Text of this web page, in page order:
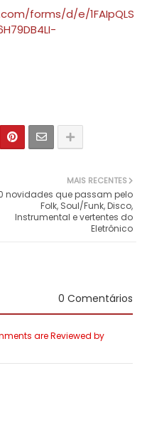
forms/d/e/1FAIpQLS
MAIS RECENTES
novidades que passam pelo
Folk, Soul/Funk, Disco,
Instrumental e vertentes do
Eletrônico
0 Comentários
are Reviewed by